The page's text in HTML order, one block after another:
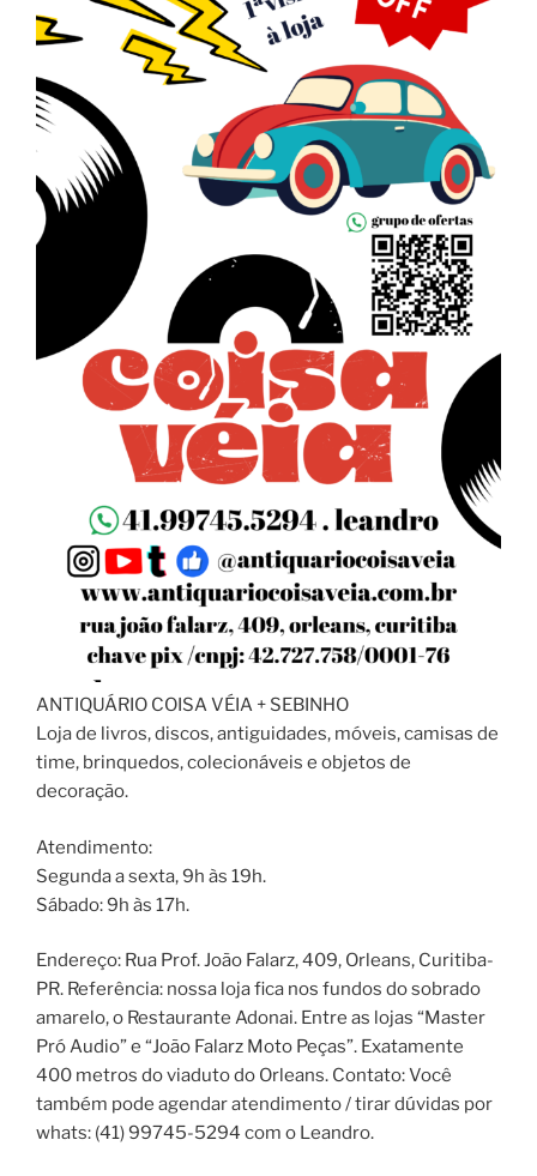
ANTIQUÁRIO COISA VÉIA + SEBINHO
Loja de livros, discos, antiguidades, móveis, camisas de
time, brinquedos, colecionáveis e objetos de
decoração.
Atendimento:
Segunda a sexta, 9h às 19h.
Sábado: 9h às 17h.
Endereço: Rua Prof. João Falarz, 409, Orleans, Curitiba-
PR. Referência: nossa loja fica nos fundos do sobrado
amarelo, o Restaurante Adonai. Entre as lojas “Master
Pró Audio” e “João Falarz Moto Peças”. Exatamente
400 metros do viaduto do Orleans. Contato: Você
também pode agendar atendimento / tirar dúvidas por
whats: (41) 99745-5294 com o Leandro.